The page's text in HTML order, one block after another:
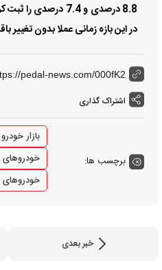
8.8 درصدی و 7.4
در این بازه زمانی عملا بدون تغییر
pedal-news.com/000fK2
اشتراک گذاری
برچسب ها:
بازار خودرو
خودروهای
خودروهای
خبر بعدی